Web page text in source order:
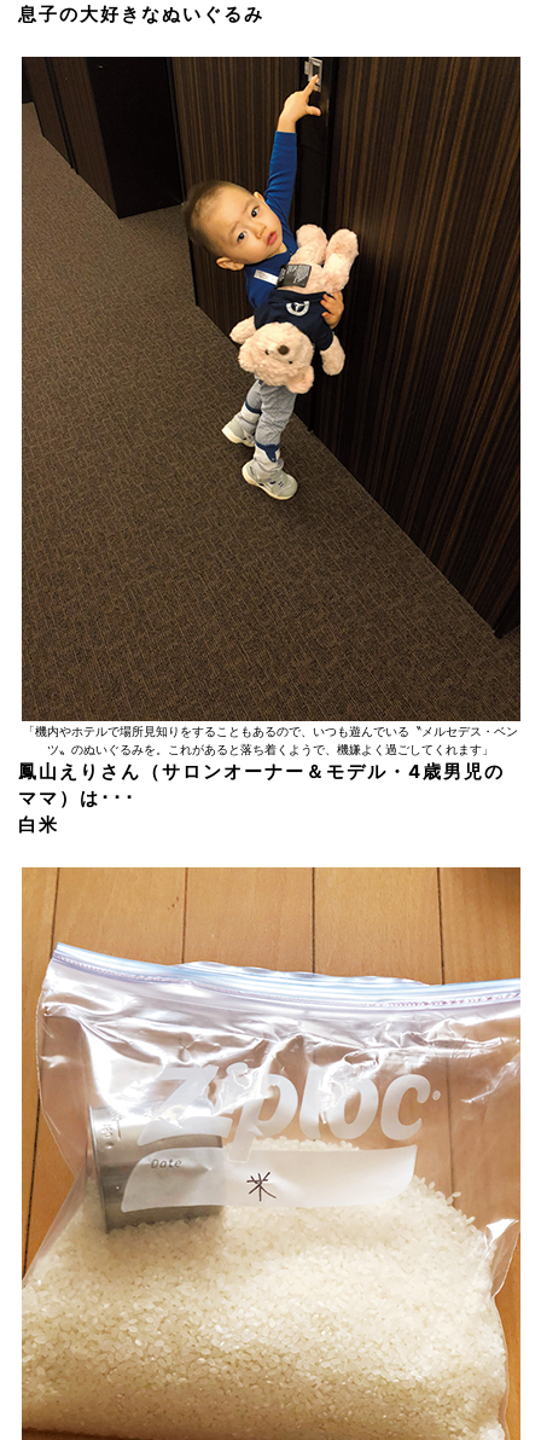
息子の大好きなぬいぐるみ
「機内やホテルで場所見知りをすることもあるので、いつも遊んでいる〝メルセデス・ベン
ツ〟のぬいぐるみを。これがあると落ち着くようで、機嫌よく過ごしてくれます」
鳳山えりさん（サロンオーナー＆モデル・4歳男児の
ママ）は･･･
白米